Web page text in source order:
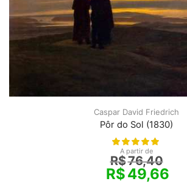
Caspar David Friedrich
Pôr do Sol (1830)
A partir de
R$76,40
R$49,66